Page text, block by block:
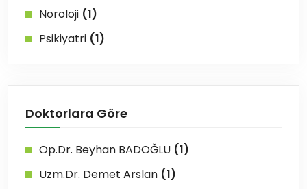
Nöroloji (1)
Psikiyatri (1)
Doktorlara Göre
Op.Dr. Beyhan BADOĞLU (1)
Uzm.Dr. Demet Arslan (1)